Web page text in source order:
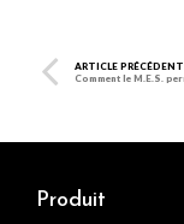
ARTICLE PRÉCÉDENT
Produit